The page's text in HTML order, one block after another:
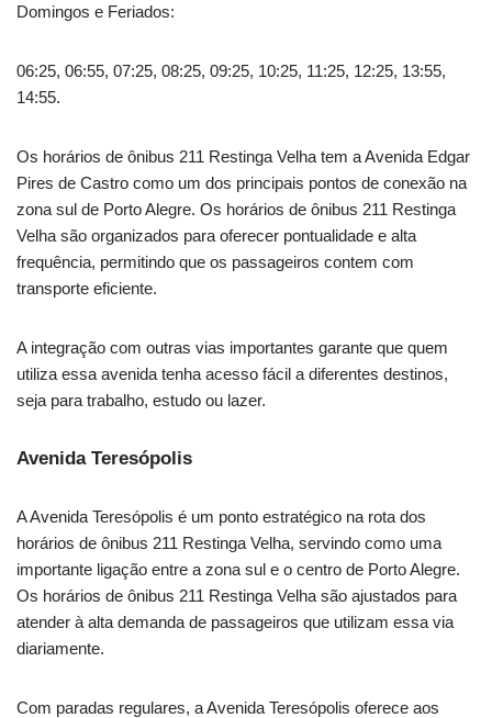
Domingos e Feriados:
06:25, 06:55, 07:25, 08:25, 09:25, 10:25, 11:25, 12:25, 13:55,
14:55.
Os horários de ônibus 211 Restinga Velha tem a Avenida Edgar
Pires de Castro como um dos principais pontos de conexão na
zona sul de Porto Alegre. Os horários de ônibus 211 Restinga
Velha são organizados para oferecer pontualidade e alta
frequência, permitindo que os passageiros contem com
transporte eficiente.
A integração com outras vias importantes garante que quem
utiliza essa avenida tenha acesso fácil a diferentes destinos,
seja para trabalho, estudo ou lazer.
Avenida Teresópolis
A Avenida Teresópolis é um ponto estratégico na rota dos
horários de ônibus 211 Restinga Velha, servindo como uma
importante ligação entre a zona sul e o centro de Porto Alegre.
Os horários de ônibus 211 Restinga Velha são ajustados para
atender à alta demanda de passageiros que utilizam essa via
diariamente.
Com paradas regulares, a Avenida Teresópolis oferece aos